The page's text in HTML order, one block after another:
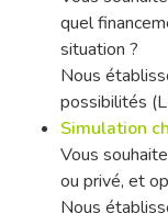
quel
situation ?
Nous
possibilités
Simulation
Vous
ou privé, et
Nous